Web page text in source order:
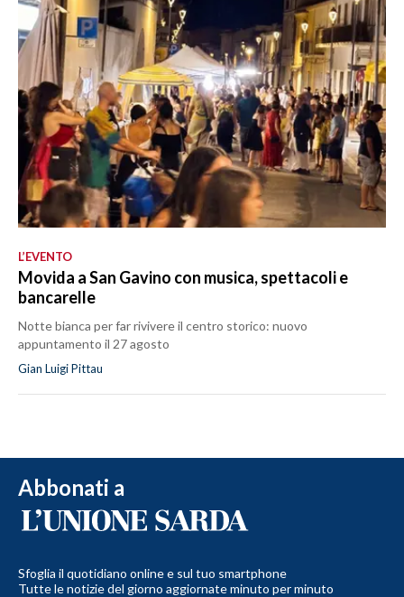
L’EVENTO
Movida a San Gavino con musica, spettacoli e
bancarelle
Notte bianca per far rivivere il centro storico: nuovo
appuntamento il 27 agosto
Gian Luigi Pittau
Abbonati a
Sfoglia il quotidiano online e sul tuo smartphone
Tutte le notizie del giorno aggiornate minuto per minuto